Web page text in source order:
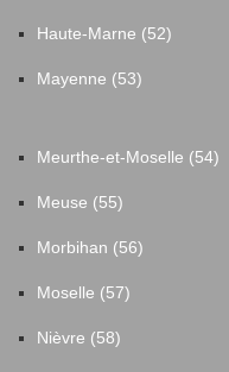
Haute-Marne (52)
Mayenne (53)
Meurthe-et-Moselle (54)
Meuse (55)
Morbihan (56)
Moselle (57)
Nièvre (58)